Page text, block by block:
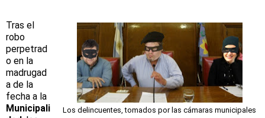
Los delincuentes, tomados por las cámaras municipales
Tras el
robo
perpetrad
o en la
madrugad
a de la
fecha a la
Municipali